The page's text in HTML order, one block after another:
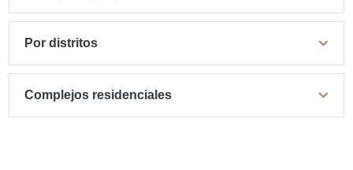
Por distritos
Complejos residenciales